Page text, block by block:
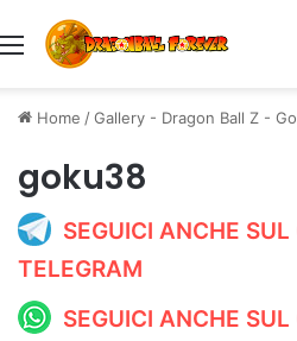
Menu
Home /Gallery - Dragon Ball Z -
goku38
SEGUICI ANCHE
TELEGRAM
SEGUICI ANCHE